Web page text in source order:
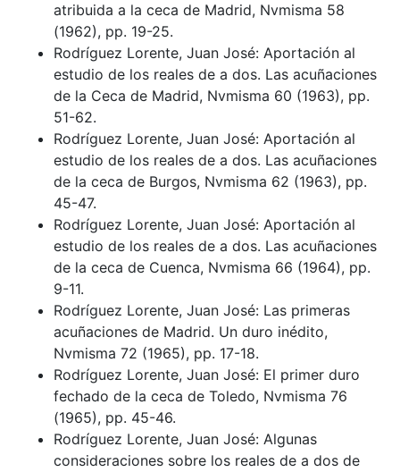
atribuida a la ceca de Madrid, Nvmisma 58
(1962), pp. 19-25.
Rodríguez Lorente, Juan José: Aportación al
estudio de los reales de a dos. Las acuñaciones
de la Ceca de Madrid, Nvmisma 60 (1963), pp.
51-62.
Rodríguez Lorente, Juan José: Aportación al
estudio de los reales de a dos. Las acuñaciones
de la ceca de Burgos, Nvmisma 62 (1963), pp.
45-47.
Rodríguez Lorente, Juan José: Aportación al
estudio de los reales de a dos. Las acuñaciones
de la ceca de Cuenca, Nvmisma 66 (1964), pp.
9-11.
Rodríguez Lorente, Juan José: Las primeras
acuñaciones de Madrid. Un duro inédito,
Nvmisma 72 (1965), pp. 17-18.
Rodríguez Lorente, Juan José: El primer duro
fechado de la ceca de Toledo, Nvmisma 76
(1965), pp. 45-46.
Rodríguez Lorente, Juan José: Algunas
consideraciones sobre los reales de a dos de